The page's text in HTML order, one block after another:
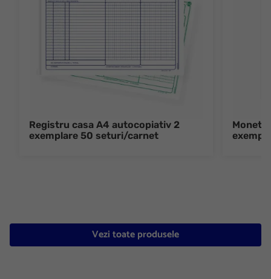
Registru casa A4 autocopiativ 2
exemplare 50 seturi/carnet
Vezi toate produsele